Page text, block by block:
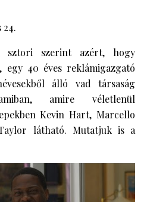
24.
sztori szerint azért, hogy
40 éves reklámigazgató
álló vad társaság
amire véletlenül
Kevin Hart, Marcello
látható. Mutatjuk is a